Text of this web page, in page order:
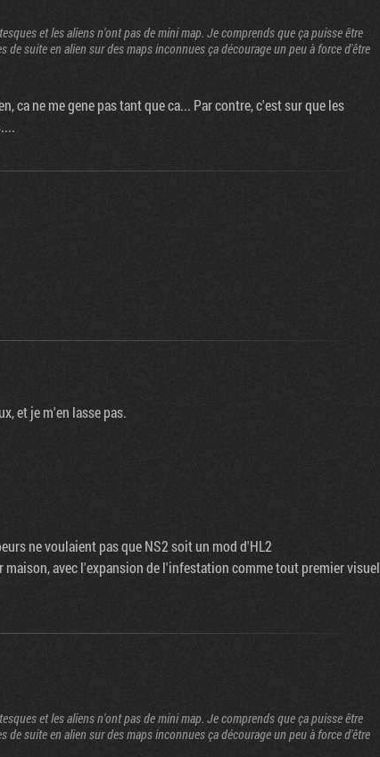
et les aliens n'ont pas de mini map. Je comprends que ça puisse être
suite en alien sur des maps inconnues ça décourage un peu à force d'être
ca ne me gene pas tant que ca... Par contre, c'est sur que les
et je m'en lasse pas.
ne voulaient pas que NS2 soit un mod d'HL2
avec l'expansion de l'infestation comme tout premier visuel
et les aliens n'ont pas de mini map. Je comprends que ça puisse être
suite en alien sur des maps inconnues ça décourage un peu à force d'être